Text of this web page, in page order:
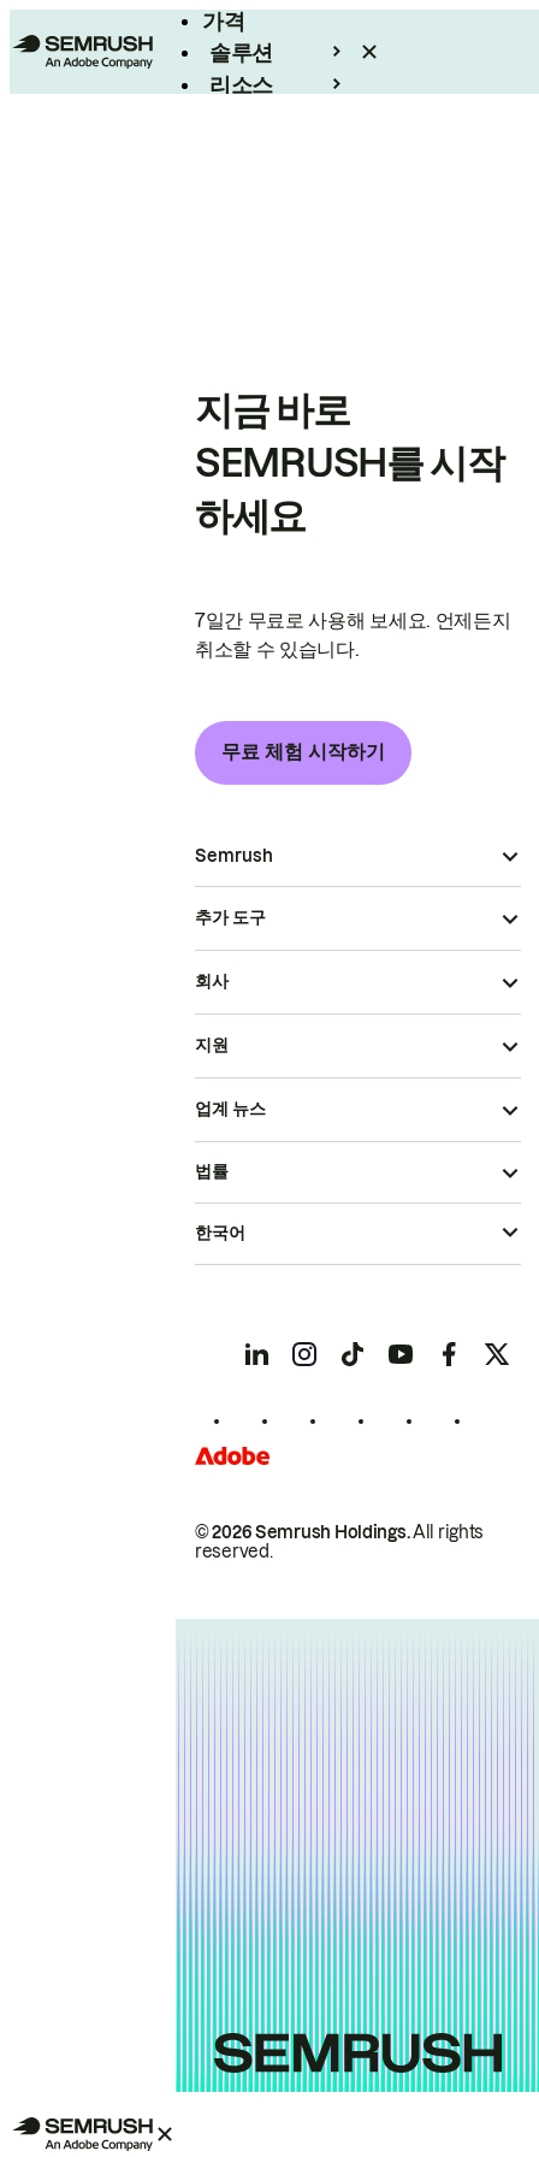
가격
솔루션
리소스
지금 바로
SEMRUSH를 시작
하세요
7일간 무료로 사용해 보세요. 언제든지
취소할 수 있습니다.
무료 체험 시작하기
Semrush
추가 도구
회사
지원
업계 뉴스
© 2026 Semrush Holdings.All rights
reserved.
법률
한국어